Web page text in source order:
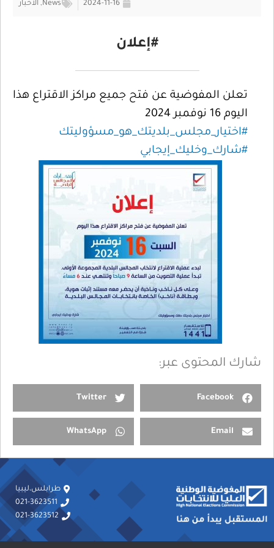
2024-11-16
News
, الأخبار
#إعلان
تعلن المفوضية عن فتح جميع مراكز الاقتراع هذا
اليوم 16 نوفمبر 2024
#اختيار_مجلس_بلديتك_هو_مسؤوليتك
#شارك_وخليك_إيجابي
شارك المحتوى عبر:
Facebook
Twitter
Email
WhatsApp
طرابلس،ليبيا
021-3623511
021-3623512